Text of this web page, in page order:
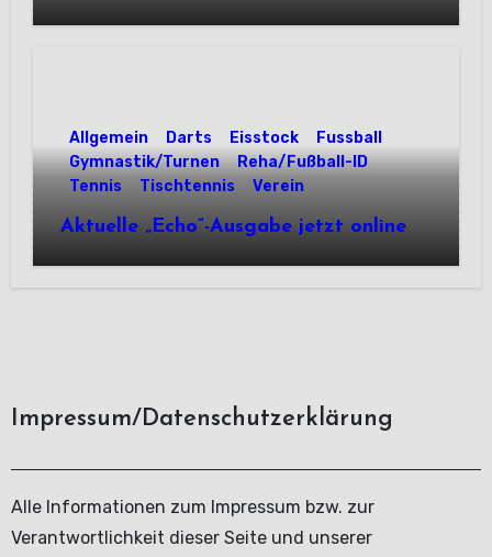
Allgemein Darts Eisstock
Fussball
Gymnastik/Turnen
Reha/Fußball-ID
Tennis
Tischtennis Verein
Aktuelle „Echo“-Ausgabe jetzt online
Impressum/Datenschutzerklärung
Alle Informationen zum Impressum bzw. zur
Verantwortlichkeit dieser Seite und unserer